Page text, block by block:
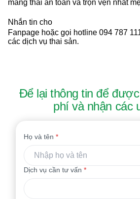
mang thai an toàn và trọn vẹn nhất
Nhắn tin cho
Fanpage hoặc gọi hotline 094 787
các dịch vụ thai sản.
Để lại thông tin để
phí và nhận các
Họ và tên *
Dịch vụ cần tư vấn *